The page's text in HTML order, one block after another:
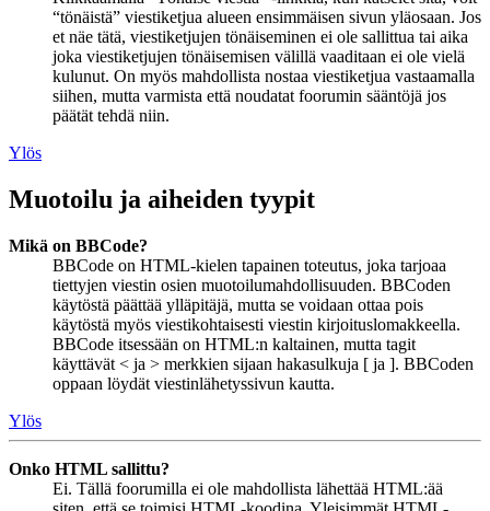
“tönäistä” viestiketjua alueen ensimmäisen sivun yläosaan. Jos
et näe tätä, viestiketjujen tönäiseminen ei ole sallittua tai aika
joka viestiketjujen tönäisemisen välillä vaaditaan ei ole vielä
kulunut. On myös mahdollista nostaa viestiketjua vastaamalla
siihen, mutta varmista että noudatat foorumin sääntöjä jos
päätät tehdä niin.
Ylös
Muotoilu ja aiheiden tyypit
Mikä on BBCode?
BBCode on HTML-kielen tapainen toteutus, joka tarjoaa
tiettyjen viestin osien muotoilumahdollisuuden. BBCoden
käytöstä päättää ylläpitäjä, mutta se voidaan ottaa pois
käytöstä myös viestikohtaisesti viestin kirjoituslomakkeella.
BBCode itsessään on HTML:n kaltainen, mutta tagit
käyttävät < ja > merkkien sijaan hakasulkuja [ ja ]. BBCoden
oppaan löydät viestinlähetyssivun kautta.
Ylös
Onko HTML sallittu?
Ei. Tällä foorumilla ei ole mahdollista lähettää HTML:ää